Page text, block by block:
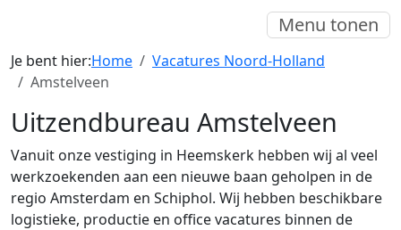
Menu tonen
Je bent hier:Home
Vacatures Noord-Holland
Amstelveen
Uitzendbureau Amstelveen
Vanuit onze vestiging in Heemskerk hebben wij al veel
werkzoekenden aan een nieuwe baan geholpen in de
regio Amsterdam en Schiphol. Wij hebben beschikbare
logistieke, productie en office vacatures binnen de